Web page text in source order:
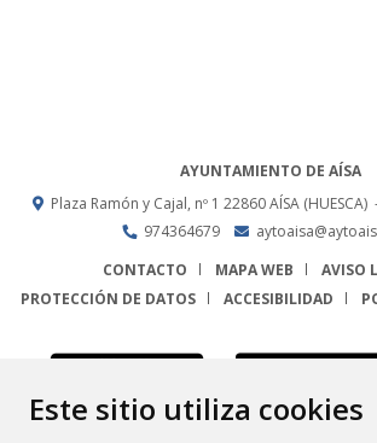
Este sitio utiliza cookies
AYUNTAMIENTO DE AÍSA
Plaza Ramón y Cajal, nº 1 22860 AÍSA (HUESCA)
974364679
CONTACTO
MAPA WEB
AVISO
PROTECCIÓN DE DATOS
ACCESIBILIDAD